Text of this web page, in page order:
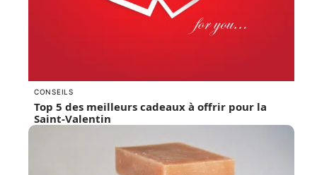
CONSEILS
Top 5 des meilleurs cadeaux à offrir pour la
Saint-Valentin